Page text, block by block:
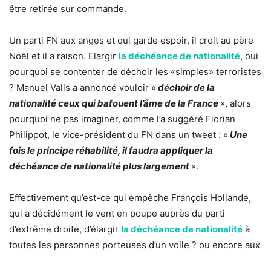
être retirée sur commande.
Un parti FN aux anges et qui garde espoir, il croit au père
Noël et il a raison. Elargir la déchéance de nationalité, oui
pourquoi se contenter de déchoir les «simples» terroristes
? Manuel Valls a annoncé vouloir « déchoir de la
nationalité ceux qui bafouent l’âme de la France », alors
pourquoi ne pas imaginer, comme l’a suggéré Florian
Philippot, le vice-président du FN dans un tweet : « Une
fois le principe réhabilité, il faudra appliquer la
déchéance de nationalité plus largement ».
Effectivement qu’est-ce qui empêche François Hollande,
qui a décidément le vent en poupe auprès du parti
d’extrême droite, d’élargir la déchéance de nationalité à
toutes les personnes porteuses d’un voile ? ou encore aux